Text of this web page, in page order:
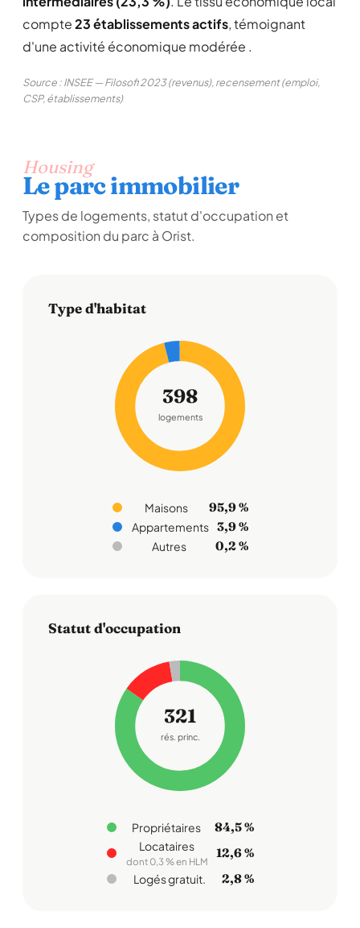
compte23 établissements actifs, témoignant
d'une activité économique modérée .
Source : INSEE — Filosofi 2023 (revenus), recensement (emploi,
CSP, établissements)
Housing
Le parc immobilier
Types de logements, statut d'occupation et
composition du parc à Orist.
Type d'habitat
398
logements
Maisons 95,9 %
Appartements 3,9 %
Autres 0,2 %
Statut d'occupation
321
rés. princ.
Propriétaires 84,5 %
Locataires
dont 0,3 % en HLM
12,6 %
Logés gratuit. 2,8 %